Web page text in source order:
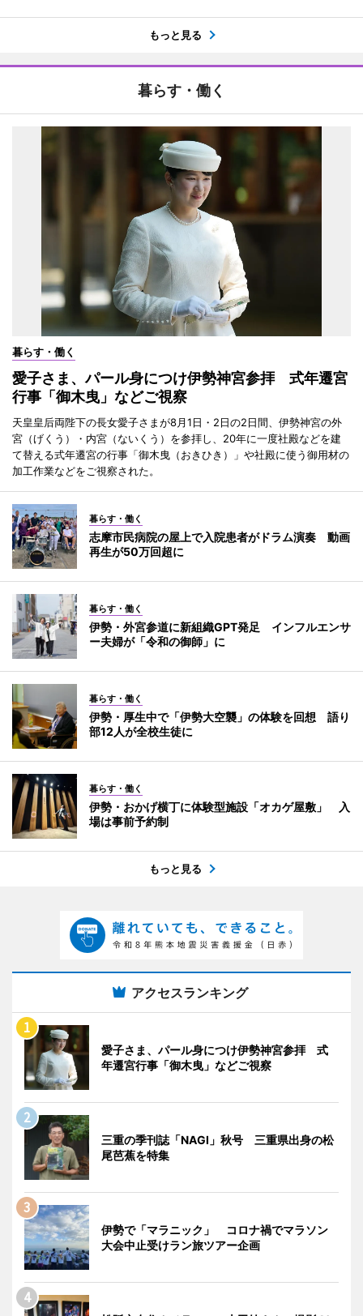
もっと見る
暮らす・働く
暮らす・働く
愛子さま、パール身につけ伊勢神宮参拝 式年遷宮
行事「御木曳」などご視察
天皇皇后両陛下の長女愛子さまが8月1日・2日の2日間、伊勢神宮の外
宮（げくう）・内宮（ないくう）を参拝し、20年に一度社殿などを建
て替える式年遷宮の行事「御木曳（おきひき）」や社殿に使う御用材の
加工作業などをご視察された。
暮らす・働く
志摩市民病院の屋上で入院患者がドラム演奏 動画
再生が50万回超に
暮らす・働く
伊勢・外宮参道に新組織GPT発足 インフルエンサ
ー夫婦が「令和の御師」に
暮らす・働く
伊勢・厚生中で「伊勢大空襲」の体験を回想 語り
部12人が全校生徒に
暮らす・働く
伊勢・おかげ横丁に体験型施設「オカゲ屋敷」 入
場は事前予約制
もっと見る
アクセスランキング
愛子さま、パール身につけ伊勢神宮参拝 式
年遷宮行事「御木曳」などご視察
三重の季刊誌「NAGI」秋号 三重県出身の松
尾芭蕉を特集
伊勢で「マラニック」 コロナ禍でマラソン
大会中止受けラン旅ツアー企画